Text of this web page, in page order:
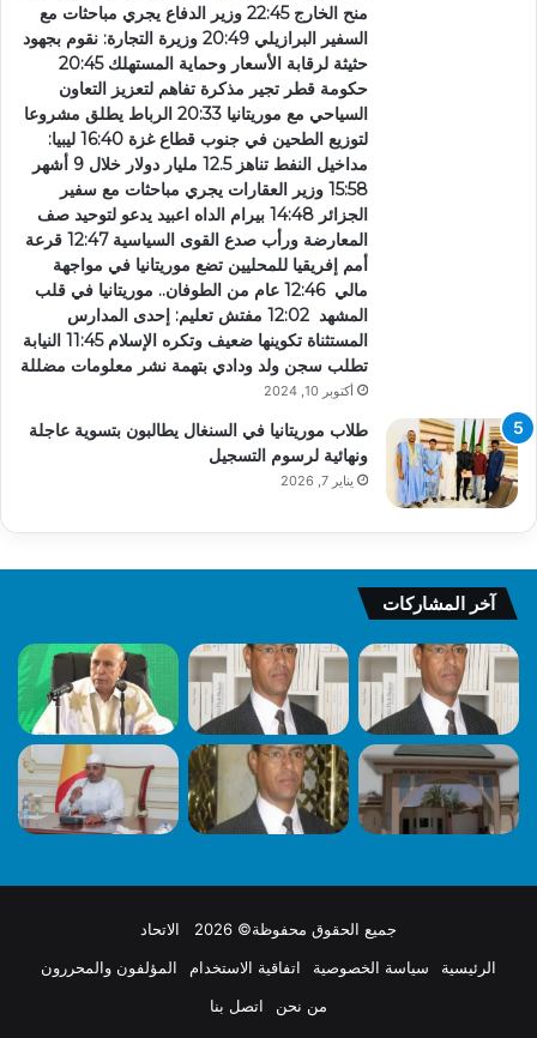
منح الخارج 22:45 وزير الدفاع يجري مباحثات مع
السفير البرازيلي 20:49 وزيرة التجارة: نقوم بجهود
حثيثة لرقابة الأسعار وحماية المستهلك 20:45
حكومة قطر تجير مذكرة تفاهم لتعزيز التعاون
السياحي مع موريتانيا 20:33 الرباط يطلق مشروعا
لتوزيع الطحين في جنوب قطاع غزة 16:40 ليبيا:
مداخيل النفط تناهز 12.5 مليار دولار خلال 9 أشهر
15:58 وزير العقارات يجري مباحثات مع سفير
الجزائر 14:48 بيرام الداه اعبيد يدعو لتوحيد صف
المعارضة ورأب صدع القوى السياسية 12:47 قرعة
أمم إفريقيا للمحليين تضع موريتانيا في مواجهة
مالي 12:46 عام من الطوفان.. موريتانيا في قلب
المشهد 12:02 مفتش تعليم: إحدى المدارس
المستثناة تكوينها ضعيف وتكره الإسلام 11:45 النيابة
تطلب سجن ولد ودادي بتهمة نشر معلومات مضللة
أكتوبر 10, 2024
طلاب موريتانيا في السنغال يطالبون بتسوية عاجلة
ونهائية لرسوم التسجيل
يناير 7, 2026
آخر المشاركات
جميع الحقوق محفوظة© 2026 الاتحاد
الرئيسية
سياسة الخصوصية اتفاقية الاستخدام
المؤلفون والمحررون
من نحن
اتصل بنا